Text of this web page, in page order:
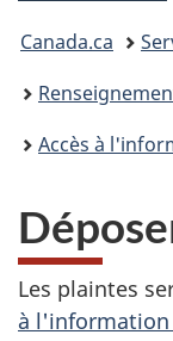
Vous
êtes
ici :
Canada.ca
Accès à
Les plaintes
à l'information